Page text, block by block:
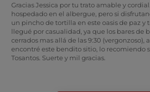
Gracias Jessica por tu trato amable y
hospedado en el albergue, pero si
un pincho de tortilla en este oasis de paz y
llegué por casualidad, ya que los bares de
cerrados mas allá de las 9:30
encontré este bendito sitio, lo recomiendo
Tosantos. Suerte y mil gracias.